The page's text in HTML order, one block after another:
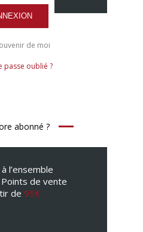
de moi
passe oublié ?
abonné ?
l’ensemble
de vente
de 95€